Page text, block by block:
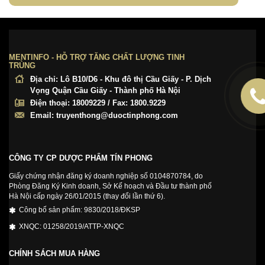
MENTINFO - HỖ TRỢ TĂNG CHẤT LƯỢNG TINH
TRÙNG
Địa chỉ: Lô B10/D6 - Khu đô thị Cầu Giấy - P. Dịch
Vọng Quận Cầu Giấy - Thành phố Hà Nội
Điện thoại: 18009229 / Fax: 1800.9229
Email: truyenthong@duoctinphong.com
CÔNG TY CP DƯỢC PHẨM TÍN PHONG
Giấy chứng nhận đăng ký doanh nghiệp số 0104870784, do
Phòng Đăng Ký Kinh doanh, Sở Kế hoạch và Đầu tư thành phố
Hà Nội cấp ngày 26/01/2015 (thay đổi lần thứ 6).
Công bố sản phẩm: 9830/2018/ĐKSP
XNQC: 01258/2019/ATTP-XNQC
CHÍNH SÁCH MUA HÀNG